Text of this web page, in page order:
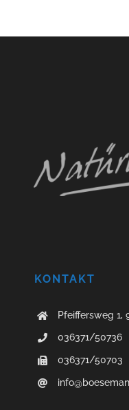
KONTAKT
Pfeiffersweg 1,
036371/50736
036371/50703